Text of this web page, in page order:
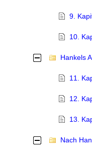
9.
10.
- Hankels
11.
12.
13.
- Nach